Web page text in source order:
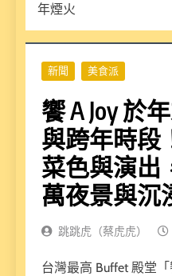
年煙火
新聞 美食派
饗 A Joy 於
與跨年時段
菜色與演出
萬夜景與沉
跳跳虎（蔡虎虎）
台灣最高 Buffet 殿堂